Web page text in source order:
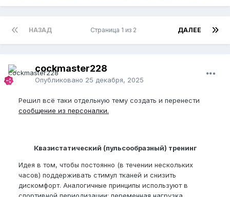
НАЗАД ДАЛЕЕ
Страница 1 из 2
cockmaster228
Опубликовано 25 декабря, 2025
Решил всё таки отдельную тему создать и перенести
сообщение из персоналки.
Квазистатический (пульсообразный) тренинг
Идея в том, чтобы постоянно (в течении нескольких
часов) поддерживать стимул тканей и снизить
дискомфорт. Аналогичные принципы используют в